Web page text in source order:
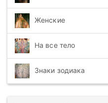
Женские
На все тело
Знаки зодиака